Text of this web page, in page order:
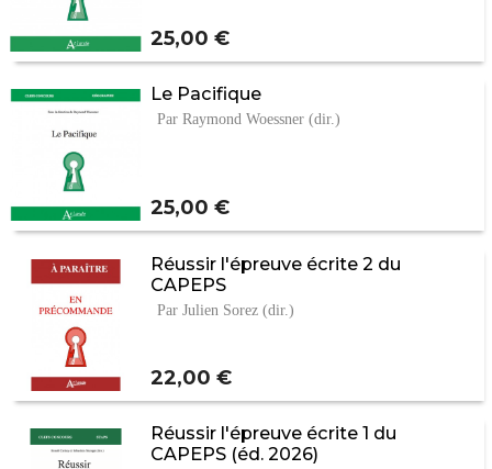
Prix
25,00 €
Le Pacifique
Par Raymond Woessner (dir.)
Prix
25,00 €
Réussir l'épreuve écrite 2 du
CAPEPS
Par Julien Sorez (dir.)
Prix
22,00 €
Réussir l'épreuve écrite 1 du
CAPEPS (éd. 2026)